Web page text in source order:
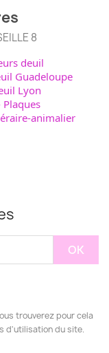
8
deuil
Guadeloupe
Lyon
Plaques
animalier
trouverez pour cela
d'utilisation du site.